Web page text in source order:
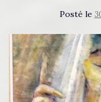
Posté le